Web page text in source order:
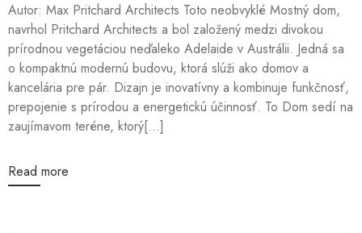
Autor: Max Pritchard Architects Toto neobvyklé Mostný dom,
navrhol Pritchard Architects a bol založený medzi divokou
prírodnou vegetáciou neďaleko Adelaide v Austrálii. Jedná sa
o kompaktnú modernú budovu, ktorá slúži ako domov a
kancelária pre pár. Dizajn je inovatívny a kombinuje funkčnosť,
prepojenie s prírodou a energetickú účinnosť. To Dom sedí na
zaujímavom teréne, ktorý[...]
Read more